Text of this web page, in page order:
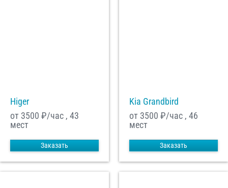
Higer
от 3500 ₽/час , 43
мест
Заказать
Kia Grandbird
от 3500 ₽/час , 46
мест
Заказать